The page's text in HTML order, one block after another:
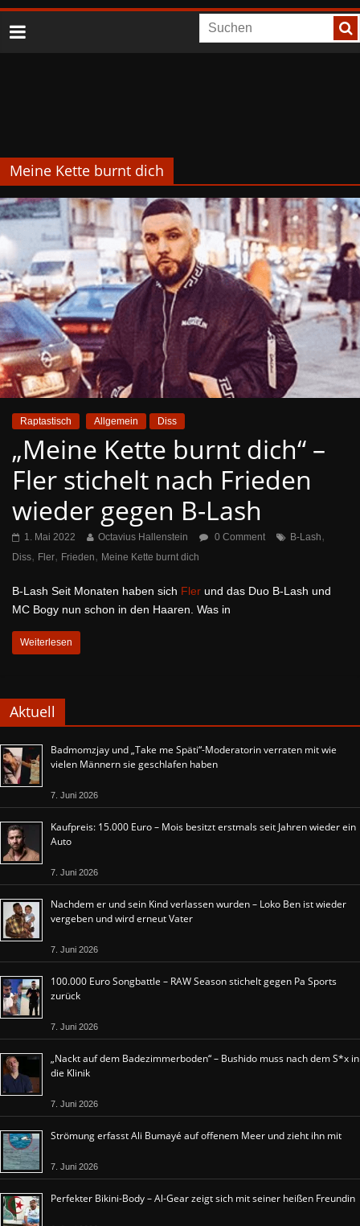
Meine Kette burnt dich
Raptastisch Allgemein Diss
„Meine Kette burnt dich“ –
Fler stichelt nach Frieden
wieder gegen B-Lash
1. Mai 2022 Octavius Hallenstein 0 Comment B-Lash,
Diss, Fler, Frieden, Meine Kette burnt dich
B-Lash Seit Monaten haben sich Fler und das Duo B-Lash und
MC Bogy nun schon in den Haaren. Was in
Weiterlesen
Aktuell
Badmomzjay und „Take me Späti“-Moderatorin verraten mit wie
vielen Männern sie geschlafen haben
7. Juni 2026
Kaufpreis: 15.000 Euro – Mois besitzt erstmals seit Jahren wieder ein
Auto
7. Juni 2026
Nachdem er und sein Kind verlassen wurden – Loko Ben ist wieder
vergeben und wird erneut Vater
7. Juni 2026
100.000 Euro Songbattle – RAW Season stichelt gegen Pa Sports
zurück
7. Juni 2026
„Nackt auf dem Badezimmerboden“ – Bushido muss nach dem S*x in
die Klinik
7. Juni 2026
Strömung erfasst Ali Bumayé auf offenem Meer und zieht ihn mit
7. Juni 2026
Perfekter Bikini-Body – Al-Gear zeigt sich mit seiner heißen Freundin